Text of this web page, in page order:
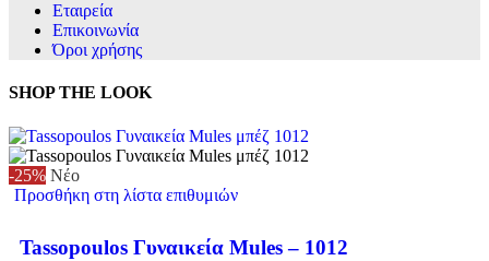
Εταιρεία
Επικοινωνία
Όροι χρήσης
SHOP THE LOOK
-25% Νέο
Προσθήκη στη λίστα επιθυμιών
Tassopoulos Γυναικεία Mules – 1012